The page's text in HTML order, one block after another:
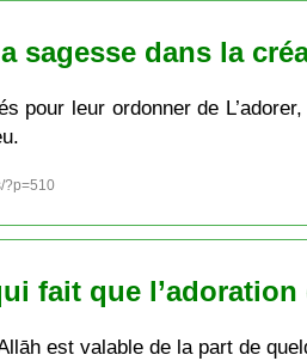
sagesse dans la
pour leur ordonner de
?p=510
fait que
est valable de la part de